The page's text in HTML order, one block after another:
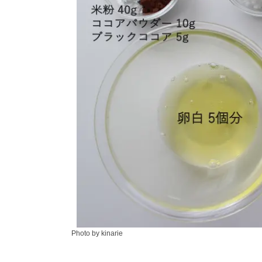
Photo by kinarie